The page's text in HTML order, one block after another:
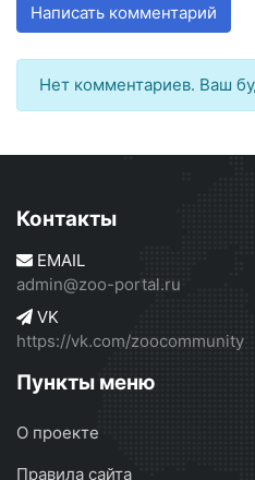
Написать комментарий
Нет комментариев. Ваш
Контакты
EMAIL
admin@zoo-portal.ru
VK
https://vk.com/zoocommunity
Пункты меню
О проекте
Правила сайта